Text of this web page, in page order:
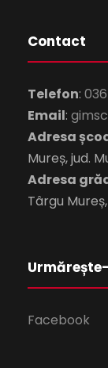
Contact
Telefon:
Email:
Adresa
Mureș, jud.
Adresa
Târgu
Facebook